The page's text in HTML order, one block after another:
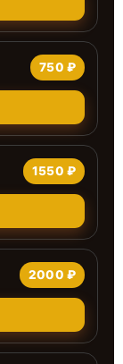
750 ₽
1550 ₽
2000 ₽